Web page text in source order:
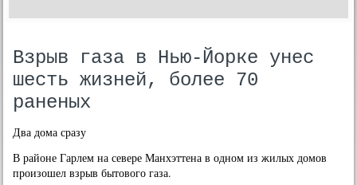
Взрыв газа в Нью-Йорке унес
шесть жизней, более 70
раненых
Два дома сразу
В районе Гарлем на севере Манхэттена в одном из жилых домов
произошел взрыв бытового газа.